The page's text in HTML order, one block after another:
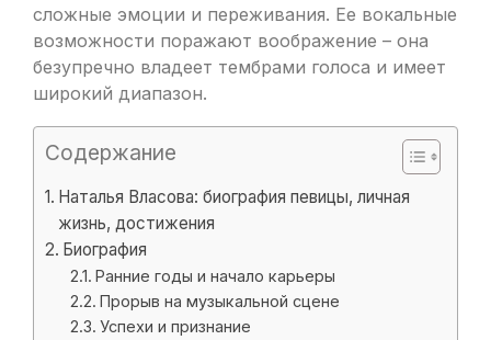
сложные эмоции и переживания. Ее вокальные
возможности поражают воображение – она
безупречно владеет тембрами голоса и имеет
широкий диапазон.
Содержание
Наталья Власова: биография певицы, личная
жизнь, достижения
Биография
Ранние годы и начало карьеры
Прорыв на музыкальной сцене
Успехи и признание